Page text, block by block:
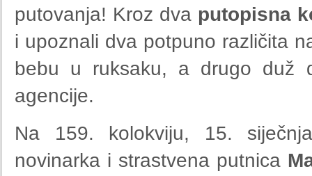
putovanja! Kroz dva putopisna
i upoznali dva potpuno različita
bebu u ruksaku, a drugo duž
agencije.
Na 159. kolokviju, 15.
novinarka i strastvena putnica